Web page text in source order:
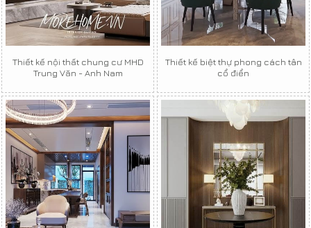
Thiết kế nội thất chung cư MHD
Trung Văn - Anh Nam
Thiết kế biệt thự phong cách tân
cổ điển